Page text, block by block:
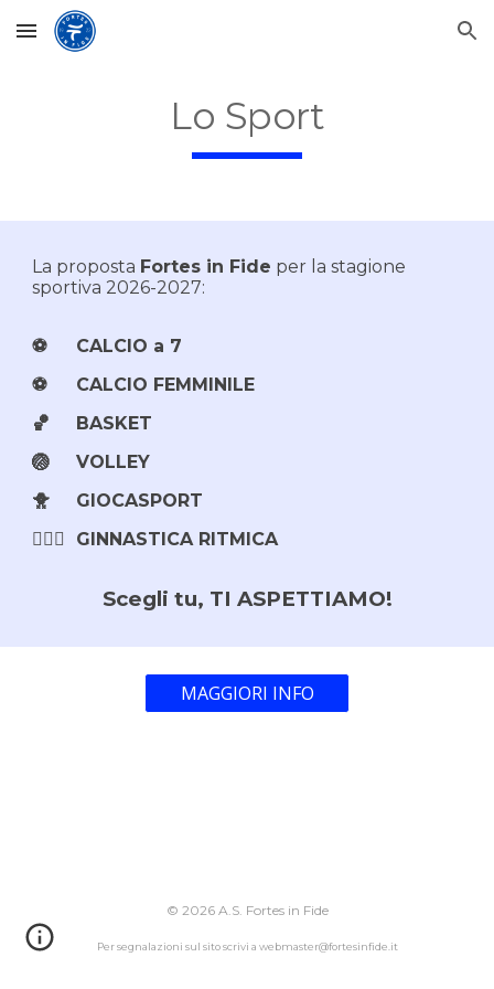
Skip to main content Skip to navigation
Lo Sport
La proposta Fortes in Fide per la stagione
sportiva 2026-2027:
⚽ CALCIO a 7
⚽
CALCIO FEMMINILE
🏀
BASKET
🏐
VOLLEY
🐥
GIOCASPORT
🤸🏻‍♀️
GINNASTICA RITMICA
Scegli tu, TI ASPETTIAMO!
MAGGIORI INFO
© 2026 A.S. Fortes in Fide
Per segnalazioni sul sito scrivi a webmaster@fortesinfide.it